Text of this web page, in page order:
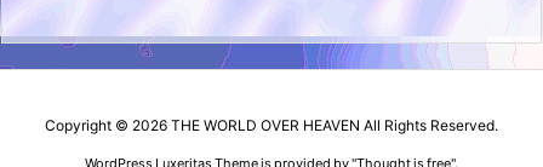
Copyright © 2026 THE WORLD OVER HEAVEN All Rights Reserved.
WordPress Luxeritas Theme is provided by "Thought is free".